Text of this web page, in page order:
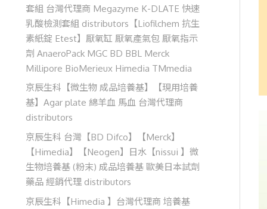
套組 台灣代理商 Megazyme K-DLATE 快速
乳酸檢測套組 distributors【Liofilchem 抗生
素紙錠 Etest】厭氧缸 厭氧產氣包 厭氧指示
劑 AnaeroPack MGC BD BBL Merck
Millipore BioMerieux Himedia TMmedia
京辰生科【微生物 成品培養基】【現用培養
基】Agar plate 綿羊血 馬血 台灣代理商
distributors
京辰生科 台灣【BD Difco】【Merck】
【Himedia】【Neogen】日水【nissui 】微
生物培養基 (粉末) 成品培養基 歐美日本試劑
藥品 經銷代理 distributors
京辰生科【Himedia 】台灣代理商 培養基